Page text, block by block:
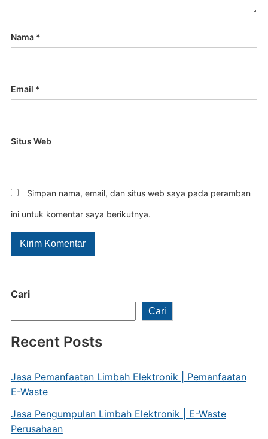
Cari
Cari
Recent Posts
Jasa Pemanfaatan Limbah Elektronik | Pemanfaatan
E-Waste
Jasa Pengumpulan Limbah Elektronik | E-Waste
Perusahaan
Nama *
Email *
Situs Web
Simpan nama, email, dan situs web saya pada peramban
ini untuk komentar saya berikutnya.